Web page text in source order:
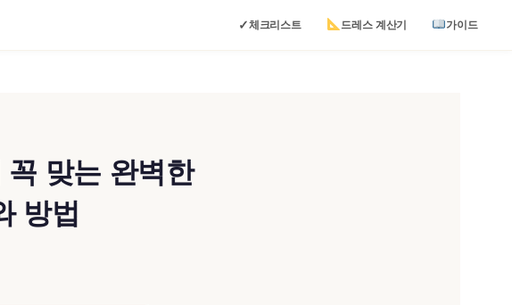
맞는 완벽한
방법
✓체크리스트 드레스 계산기 가이드